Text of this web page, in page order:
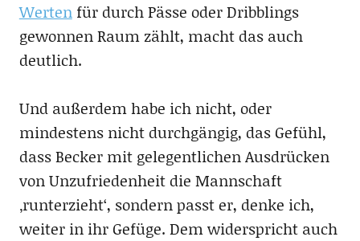
Wertenfür durch Pässe oder Dribblings
gewonnen Raum zählt, macht das auch
deutlich.
Und außerdem habe ich nicht, oder
mindestens nicht durchgängig, das Gefühl,
dass Becker mit gelegentlichen Ausdrücken
von Unzufriedenheit die Mannschaft
‚runterzieht‘, sondern passt er, denke ich,
weiter in ihr Gefüge. Dem widerspricht auch